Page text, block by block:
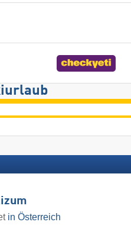
in Österreich